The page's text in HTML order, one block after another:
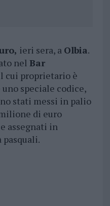
ieri sera, a Olbia.
nel Bar
cui proprietario è
speciale codice,
stati messi in palio
di euro
assegnati in